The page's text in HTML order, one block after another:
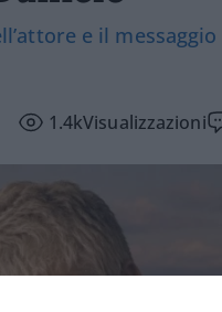
e il messaggio
1.4kVisualizzazioni